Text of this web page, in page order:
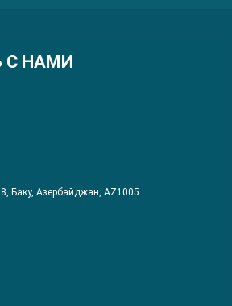
С НАМИ
Баку, Азербайджан, AZ1005